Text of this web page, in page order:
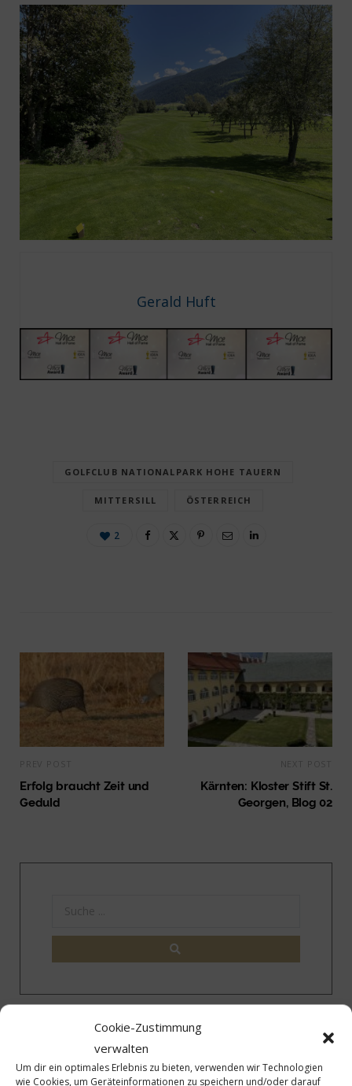
Cookie-Zustimmung
verwalten
Um dir ein optimales Erlebnis zu bieten, verwenden wir Technologien
wie Cookies, um Geräteinformationen zu speichern und/oder darauf
Gerald Huft
GOLFCLUB NATIONALPARK HOHE TAUERN
MITTERSILL ÖSTERREICH
2
Erfolg braucht Zeit und
Geduld
Kärnten: Kloster Stift St.
Georgen, Blog 02